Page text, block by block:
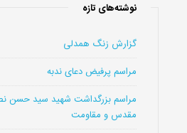
نوشته‌های تازه
گزارش زنگ همدلی
مراسم پرفیض دعای ندبه
مراسم بزرگداشت شهید سید حسن
مقدس و مقاومت